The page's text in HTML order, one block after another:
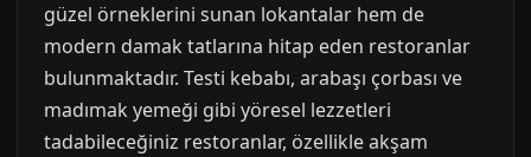
güzel örneklerini sunan lokantalar hem de
modern damak tatlarına hitap eden restoranlar
bulunmaktadır. Testi kebabı, arabaşı çorbası ve
madımak yemeği gibi yöresel lezzetleri
tadabileceğiniz restoranlar, özellikle akşam